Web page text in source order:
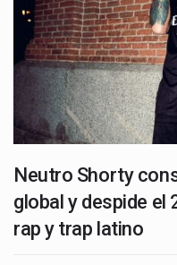
Neutro Shorty
global y despide el
rap y trap latino